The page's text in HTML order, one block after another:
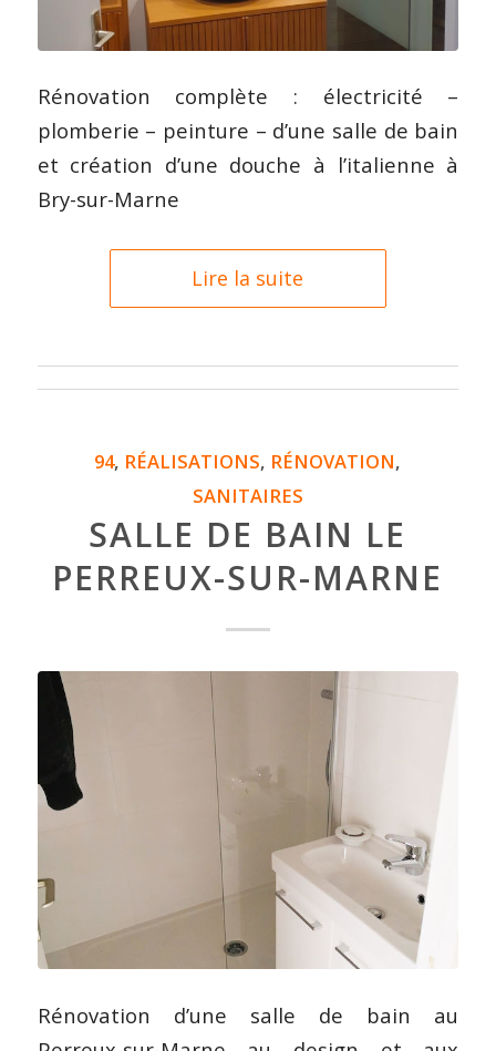
Rénovation complète : électricité –
plomberie – peinture – d’une salle de bain
et création d’une douche à l’italienne à
Bry-sur-Marne
Lire la suite
94, RÉALISATIONS, RÉNOVATION,
SANITAIRES
SALLE DE BAIN LE
PERREUX-SUR-MARNE
Rénovation d’une salle de bain au